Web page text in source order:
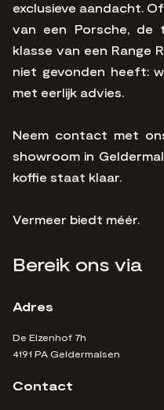
exclusieve aandacht.
van een Porsche, de
klasse van een Range
niet gevonden heeft:
met eerlijk advies.
Neem contact met
showroom in
koffie staat klaar.
Vermeer biedt méér.
Bereik ons via
Adres
De Elzenhof 7h
4191 PA Geldermalsen
Contact